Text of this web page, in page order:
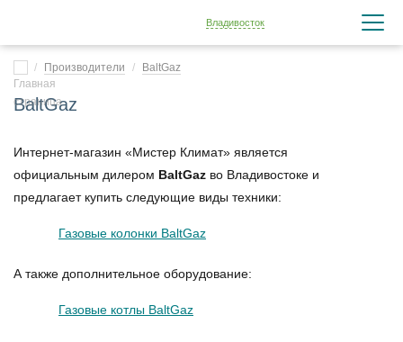
Владивосток
Производители BaltGaz
BaltGaz
Интернет-магазин «Мистер Климат» является
официальным дилером BaltGaz во Владивостоке и
предлагает купить следующие виды техники:
Газовые колонки BaltGaz
А также дополнительное оборудование:
Газовые котлы BaltGaz